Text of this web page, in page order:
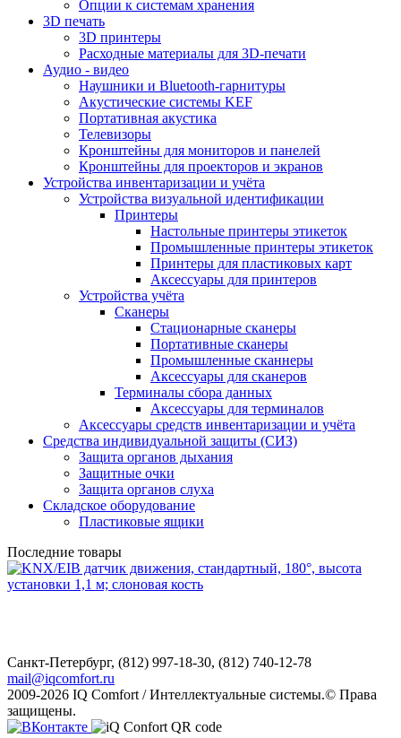
Опции к системам хранения
3D печать
3D принтеры
Расходные материалы для 3D-печати
Аудио - видео
Наушники и Bluetooth-гарнитуры
Акустические системы KEF
Портативная акустика
Телевизоры
Кронштейны для мониторов и панелей
Кронштейны для проекторов и экранов
Устройства инвентаризации и учёта
Устройства визуальной идентификации
Принтеры
Настольные принтеры этикеток
Промышленные принтеры этикеток
Принтеры для пластиковых карт
Аксессуары для принтеров
Устройства учёта
Сканеры
Стационарные сканеры
Портативные сканеры
Промышленные сканнеры
Аксессуары для сканеров
Терминалы сбора данных
Аксессуары для терминалов
Аксессуары средств инвентаризации и учёта
Средства индивидуальной защиты (СИЗ)
Защита органов дыхания
Защитные очки
Защита органов слуха
Складское оборудование
Пластиковые ящики
Последние товары
Санкт-Петербург, (812) 997-18-30, (812) 740-12-78
mail@iqcomfort.ru
2009-2026 IQ Comfort / Интеллектуальные системы.© Права
защищены.